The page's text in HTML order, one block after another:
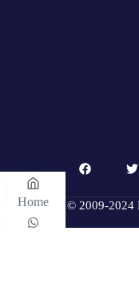
Copyright © 2009-
Home